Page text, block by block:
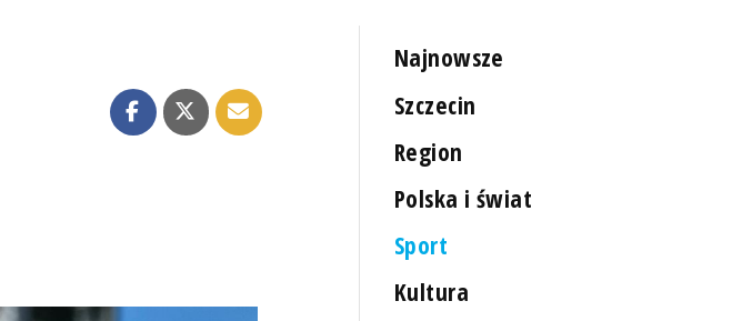
Najnowsze
Szczecin
Region
Polska i świat
Sport
Kultura